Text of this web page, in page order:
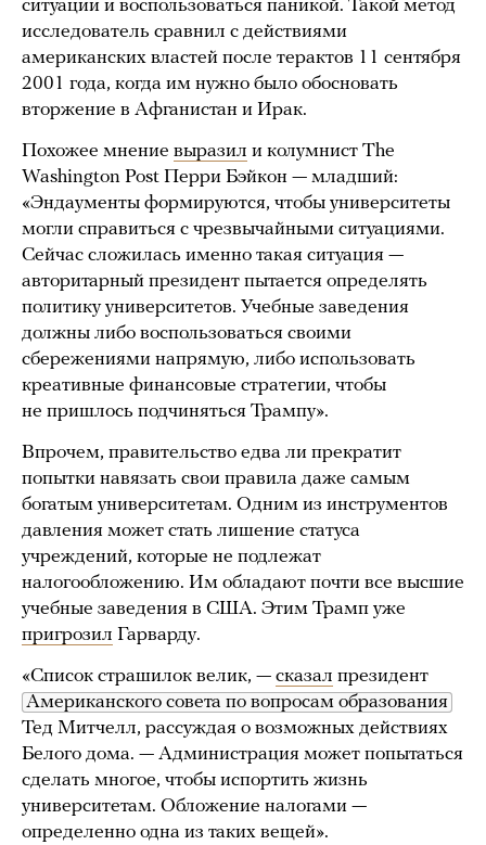
ситуации и воспользоваться паникой. Такой метод
исследователь сравнил с действиями
американских властей после терактов 11 сентября
2001 года, когда им нужно было обосновать
вторжение в Афганистан и Ирак.
Похожее мнение выразил и колумнист The
Washington Post Перри Бэйкон — младший:
«Эндаументы формируются, чтобы университеты
могли справиться с чрезвычайными ситуациями.
Сейчас сложилась именно такая ситуация —
авторитарный президент пытается определять
политику университетов. Учебные заведения
должны либо воспользоваться своими
сбережениями напрямую, либо использовать
креативные финансовые стратегии, чтобы
не пришлось подчиняться Трампу».
Впрочем, правительство едва ли прекратит
попытки навязать свои правила даже самым
богатым университетам. Одним из инструментов
давления может стать лишение статуса
учреждений, которые не подлежат
налогообложению. Им обладают почти все высшие
учебные заведения в США. Этим Трамп уже
пригрозил Гарварду.
«Список страшилок велик, — сказал президент
Американского совета по вопросам образования
Тед Митчелл, рассуждая о возможных действиях
Белого дома. — Администрация может попытаться
сделать многое, чтобы испортить жизнь
университетам. Обложение налогами —
определенно одна из таких вещей».